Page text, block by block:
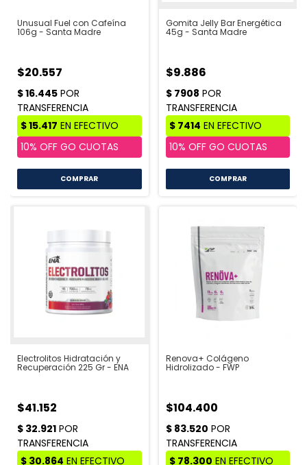
Unusual Fuel con Cafeína
106g - Santa Madre
$20.557
Gomita Jelly Bar Energética
45g - Santa Madre
$9.886
COMPRAR
Electrolitos Hidratación y
Recuperación 225 Gr - ENA
$41.152
Renova+ Colágeno
Hidrolizado - FWP
$104.400